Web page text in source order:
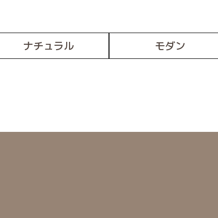
ナチュラル モダン